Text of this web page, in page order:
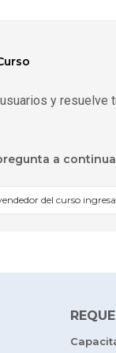
y resuelve
a
del curso